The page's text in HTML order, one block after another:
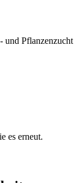
und Pflanzenzucht
es erneut.